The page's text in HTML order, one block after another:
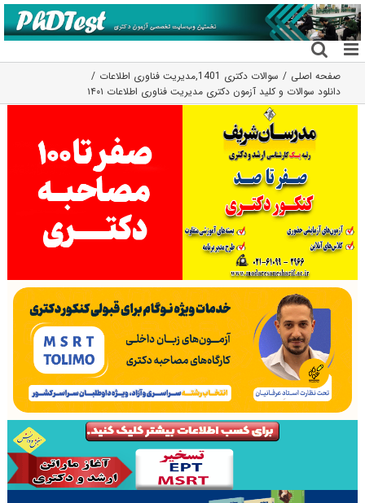
رفتن
به
محتوا
صفحه اصلی سوالات دکتری 1401 ,مدیریت فناوری اطلاعات
دانلود سوالات و کلید آزمون دکتری مدیریت فناوری اطلاعات ۱۴۰۱